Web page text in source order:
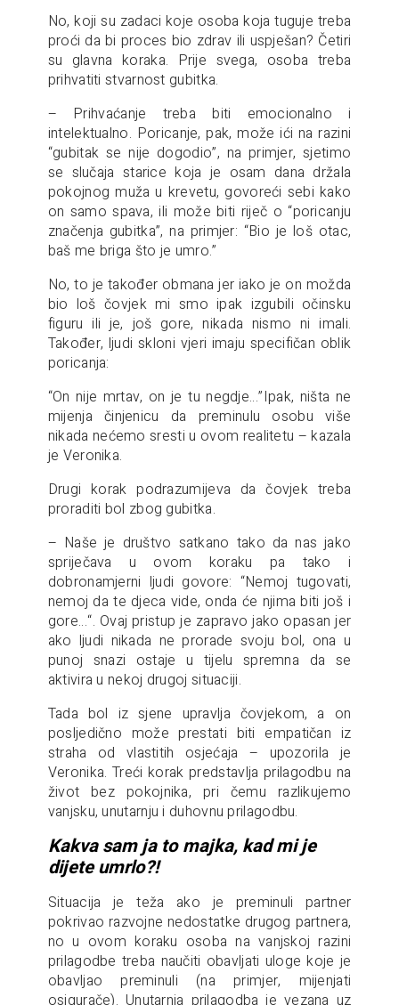
No, koji su zadaci koje osoba koja tuguje treba
proći da bi proces bio zdrav ili uspješan? Četiri
su glavna koraka. Prije svega, osoba treba
prihvatiti stvarnost gubitka.
– Prihvaćanje treba biti emocionalno i
intelektualno. Poricanje, pak, može ići na razini
“gubitak se nije dogodio”, na primjer, sjetimo
se slučaja starice koja je osam dana držala
pokojnog muža u krevetu, govoreći sebi kako
on samo spava, ili može biti riječ o “poricanju
značenja gubitka”, na primjer: “Bio je loš otac,
baš me briga što je umro.”
No, to je također obmana jer iako je on možda
bio loš čovjek mi smo ipak izgubili očinsku
figuru ili je, još gore, nikada nismo ni imali.
Također, ljudi skloni vjeri imaju specifičan oblik
poricanja:
“On nije mrtav, on je tu negdje…”Ipak, ništa ne
mijenja činjenicu da preminulu osobu više
nikada nećemo sresti u ovom realitetu – kazala
je Veronika.
Drugi korak podrazumijeva da čovjek treba
proraditi bol zbog gubitka.
– Naše je društvo satkano tako da nas jako
spriječava u ovom koraku pa tako i
dobronamjerni ljudi govore: “Nemoj tugovati,
nemoj da te djeca vide, onda će njima biti još i
gore…“. Ovaj pristup je zapravo jako opasan jer
ako ljudi nikada ne prorade svoju bol, ona u
punoj snazi ostaje u tijelu spremna da se
aktivira u nekoj drugoj situaciji.
Tada bol iz sjene upravlja čovjekom, a on
posljedično može prestati biti empatičan iz
straha od vlastitih osjećaja – upozorila je
Veronika. Treći korak predstavlja prilagodbu na
život bez pokojnika, pri čemu razlikujemo
vanjsku, unutarnju i duhovnu prilagodbu.
Kakva sam ja to majka, kad mi je
dijete umrlo?!
Situacija je teža ako je preminuli partner
pokrivao razvojne nedostatke drugog partnera,
no u ovom koraku osoba na vanjskoj razini
prilagodbe treba naučiti obavljati uloge koje je
obavljao preminuli (na primjer, mijenjati
osigurače). Unutarnja prilagodba je vezana uz